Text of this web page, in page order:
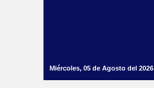
Miércoles, 05 de Agosto del 2026